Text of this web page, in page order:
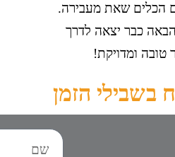
הכלים שאת מעבירה.
כבר יצאה לדרך
טובה ומדויקת!
בשבילי הזמן